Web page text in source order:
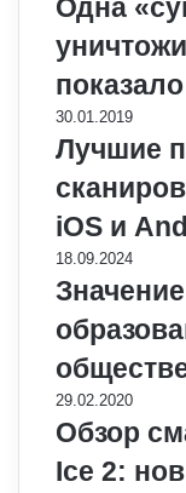
Одна
30.01.2019
Лучшие
iOS и
18.09.2024
29.02.2020
Обзор
Ice 2: